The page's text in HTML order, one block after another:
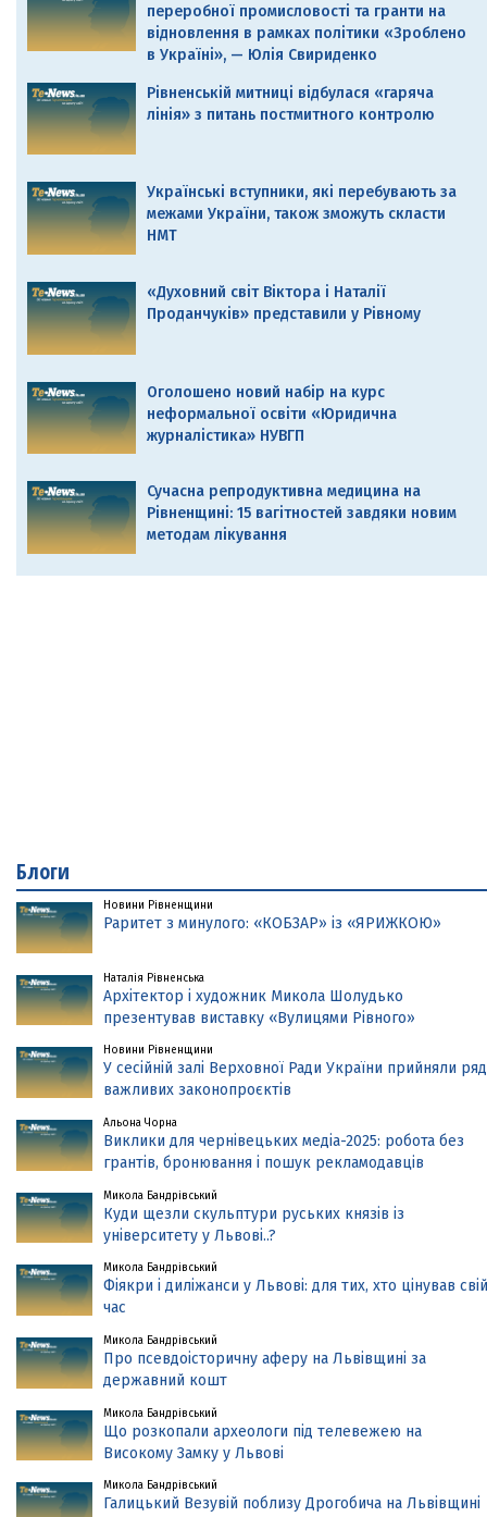
переробної промисловості та гранти на
відновлення в рамках політики «Зроблено
в Україні», — Юлія Свириденко
Рівненській митниці відбулася «гаряча
лінія» з питань постмитного контролю
Українські вступники, які перебувають за
межами України, також зможуть скласти
НМТ
«Духовний світ Віктора і Наталії
Проданчуків» представили у Рівному
Оголошено новий набір на курс
неформальної освіти «Юридична
журналістика» НУВГП
Сучасна репродуктивна медицина на
Рівненщині: 15 вагітностей завдяки новим
методам лікування
Блоги
Новини Рівненщини
Раритет з минулого: «КОБЗАР» із «ЯРИЖКОЮ»
Наталія Рівненська
Архітектор і художник Микола Шолудько
презентував виставку «Вулицями Рівного»
Новини Рівненщини
У сесійній залі Верховної Ради України прийняли ряд
важливих законопроєктів
Альона Чорна
Виклики для чернівецьких медіа-2025: робота без
грантів, бронювання і пошук рекламодавців
Микола Бандрівський
Куди щезли скульптури руських князів із
університету у Львові..?
Микола Бандрівський
Фіякри і диліжанси у Львові: для тих, хто цінував свій
час
Микола Бандрівський
Про псевдоісторичну аферу на Львівщині за
державний кошт
Микола Бандрівський
Що розкопали археологи під телевежею на
Високому Замку у Львові
Микола Бандрівський
Галицький Везувій поблизу Дрогобича на Львівщині